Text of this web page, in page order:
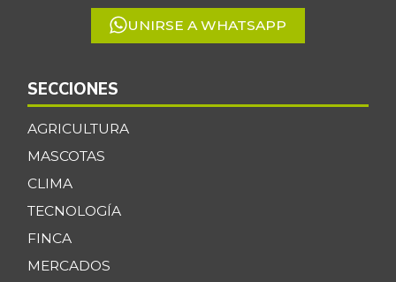
UNIRSE A WHATSAPP
SECCIONES
AGRICULTURA
MASCOTAS
CLIMA
TECNOLOGÍA
FINCA
MERCADOS